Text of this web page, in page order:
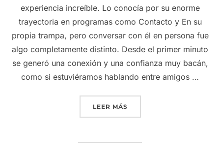
experiencia increíble. Lo conocía por su enorme
trayectoria en programas como Contacto y En su
propia trampa, pero conversar con él en persona fue
algo completamente distinto. Desde el primer minuto
se generó una conexión y una confianza muy bacán,
como si estuviéramos hablando entre amigos …
LEER MÁS“EMILIO SUTHERLAND –